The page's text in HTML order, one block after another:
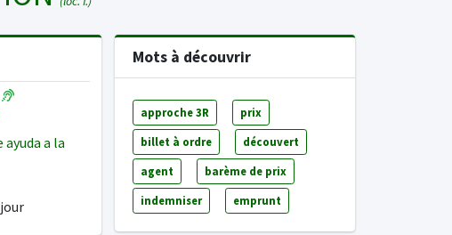
a la
Mots à découvrir
approche 3R prix
billet à ordre découvert
agent barème de prix
indemniser emprunt